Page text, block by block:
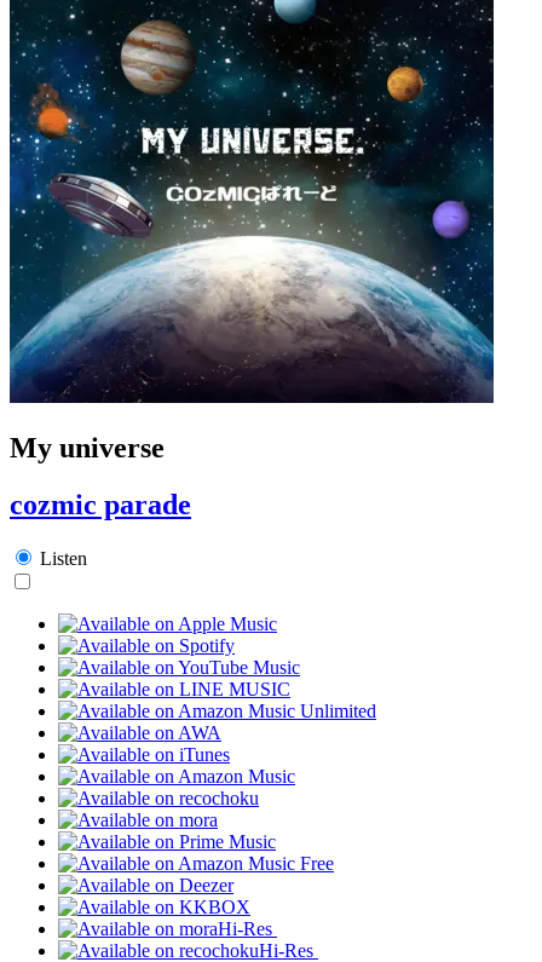
My universe
cozmic parade
Listen
Hi-Res
Hi-Res